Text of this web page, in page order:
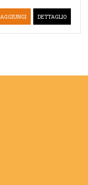
AGGIUNGI DETTAGLIO